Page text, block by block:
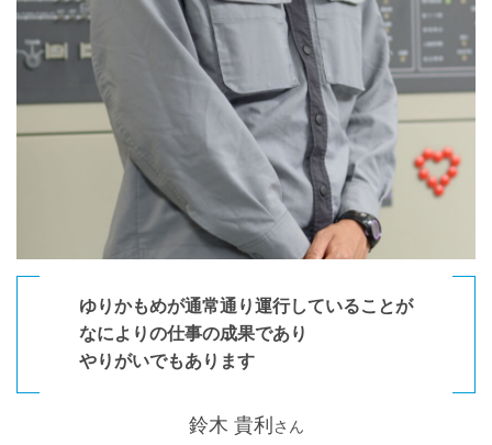
ゆりかもめが通常通り運行していることが
なによりの仕事の成果であり
やりがいでもあります
鈴木 貴利 さん